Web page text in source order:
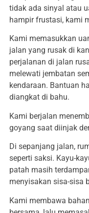
tidak ada sinyal atau
hampir frustasi, kami
Kami memasukkan
jalan yang rusak di
perjalanan di jalan
melewati jembatan
kendaraan. Bantuan
diangkat di bahu.
Kami berjalan
goyang saat diinjak
Di sepanjang jalan,
seperti saksi. Kayu-
patah masih
menyisakan sisa-sisa
Kami membawa